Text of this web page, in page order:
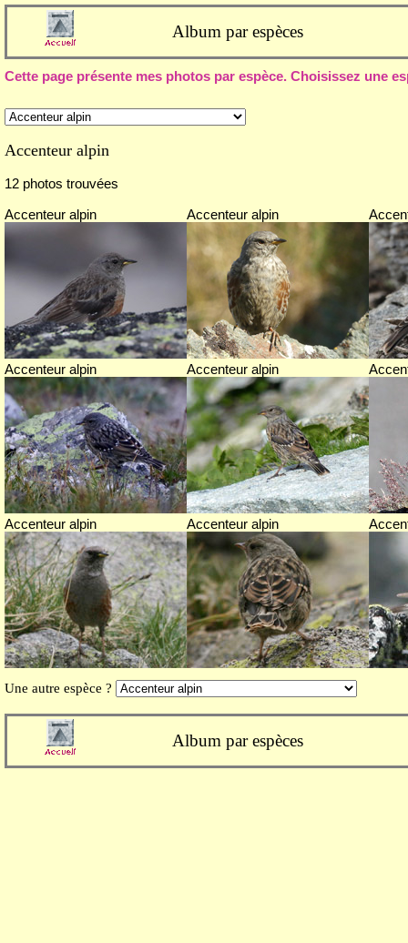
Album par espèces
Cette page présente mes photos par espèce. Choisissez une
Accenteur alpin
12 photos trouvées
Accenteur alpin
Accenteur alpin
Accenteur alpin Accenteur alpin
Accenteur alpin Accenteur alpin
Une autre espèce ?
Album par espèces